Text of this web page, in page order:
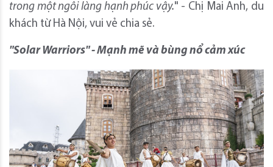
trong một ngôi làng hạnh phúc vậy." - Chị Mai Anh, du
khách từ Hà Nội, vui vẻ chia sẻ.
"Solar Warriors" - Mạnh mẽ và bùng nổ cảm xúc